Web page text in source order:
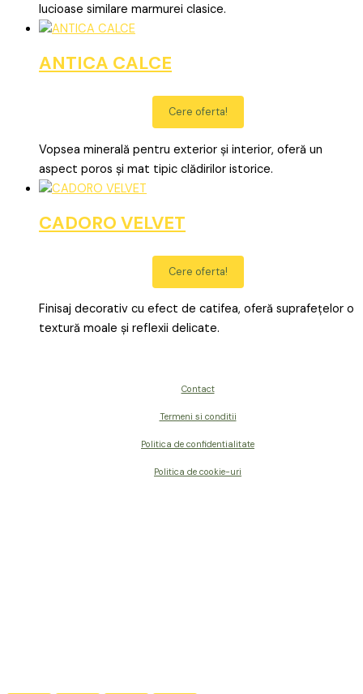
lucioase similare marmurei clasice.
ANTICA CALCE
Cere oferta!
Vopsea minerală pentru exterior și interior, oferă un
aspect poros și mat tipic clădirilor istorice.
CADORO VELVET
Cere oferta!
Finisaj decorativ cu efect de catifea, oferă suprafețelor o
textură moale și reflexii delicate.
Contact
Termeni si conditii
Politica de confidentialitate
Politica de cookie-uri